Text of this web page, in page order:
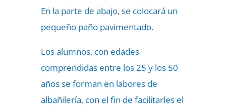
En la parte de abajo, se colocará un
pequeño paño pavimentado.
Los alumnos, con edades
comprendidas entre los 25 y los 50
años se forman en labores de
albañilería, con el fin de facilitarles el